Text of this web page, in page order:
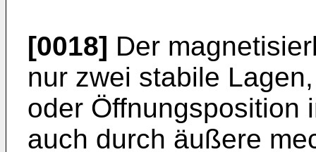
[0018] Der
nur zwei stabile
oder Öffnungsposition
auch durch äußere